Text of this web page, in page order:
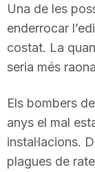
a
r
r
a
Una de les
enderrocar
costat. La
seria més
Els bombers
anys el mal
instal·lacions.
plagues de